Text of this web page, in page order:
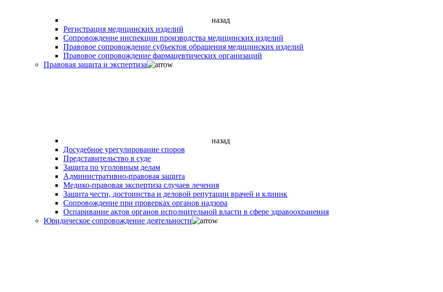
назад
Регистрация медицинских изделий
Сопровождение инспекции производства медицинских изделий
Правовое сопровождение субъектов обращения медицинских изделий
Правовое сопровождение фармацевтических организаций
Правовая защита и экспертиза
назад
Досудебное урегулирование споров
Представительство в суде
Защита по уголовным делам
Административно-правовая защита
Медико-правовая экспертиза случаев лечения
Защита чести, достоинства и деловой репутации врачей и клиник
Сопровождение при проверках органов надзора
Оспаривание актов органов исполнительной власти в сфере здравоохранения
Юридическое сопровождение деятельности